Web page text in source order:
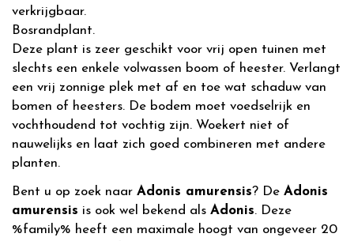
verkrijgbaar.
Bosrandplant.
Deze plant is zeer geschikt voor vrij open tuinen met
slechts een enkele volwassen boom of heester. Verlangt
een vrij zonnige plek met af en toe wat schaduw van
bomen of heesters. De bodem moet voedselrijk en
vochthoudend tot vochtig zijn. Woekert niet of
nauwelijks en laat zich goed combineren met andere
planten.
Bent u op zoek naar Adonis amurensis? De Adonis
amurensis is ook wel bekend als Adonis. Deze
%family% heeft een maximale hoogt van ongeveer 20